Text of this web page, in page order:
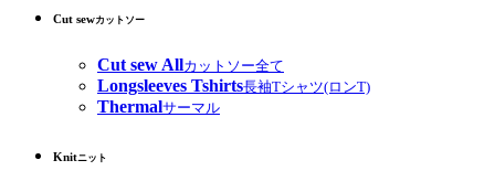
Cut sewカットソー
Cut sew Allカットソー全て
Longsleeves Tshirts長袖Tシャツ(ロンT)
Thermalサーマル
Knitニット